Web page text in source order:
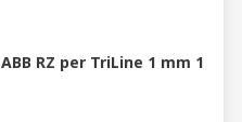
RZ per TriLine 1 mm 1